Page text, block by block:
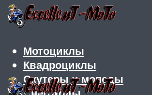
Мотоциклы
Квадроциклы
Скутеры и мопеды